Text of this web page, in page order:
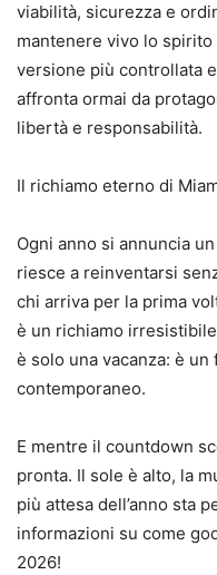
viabilità, sicurezza e
mantenere vivo lo
versione più controllata
affronta ormai da
libertà e responsabilità.
Il richiamo eterno di
Ogni anno si annuncia
riesce a reinventarsi
chi arriva per la prima
è un richiamo
è solo una vacanza: è
contemporaneo.
E mentre il countdown
pronta. Il sole è alto, la
più attesa dell’anno sta
informazioni su come
2026!